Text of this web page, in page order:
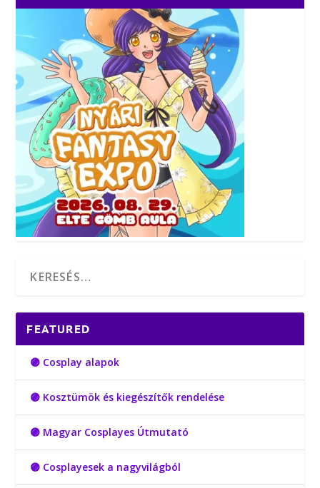
FEATURED
🟣 Cosplay alapok
🟣 Kosztümök és kiegészítők rendelése
🟣 Magyar Cosplayes Útmutató
🟣 Cosplayesek a nagyvilágból